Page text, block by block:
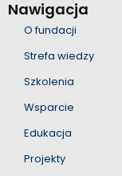
Nawigacja
O fundacji
Strefa wiedzy
Szkolenia
Wsparcie
Edukacja
Projekty